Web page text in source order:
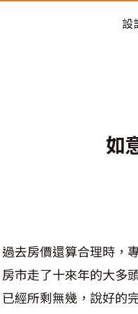
設
如
過去房價還算合理時，
房市走了十來年的大多
已經所剩無幾，說好的